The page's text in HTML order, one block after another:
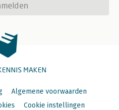
MAKEN
Algemene voorwaarden
Cookie instellingen